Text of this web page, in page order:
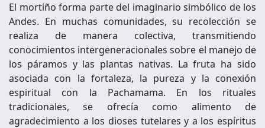
El mortiño forma parte del imaginario simbólico de los
Andes. En muchas comunidades, su recolección se
realiza de manera colectiva, transmitiendo
conocimientos intergeneracionales sobre el manejo de
los páramos y las plantas nativas. La fruta ha sido
asociada con la fortaleza, la pureza y la conexión
espiritual con la Pachamama. En los rituales
tradicionales, se ofrecía como alimento de
agradecimiento a los dioses tutelares y a los espíritus